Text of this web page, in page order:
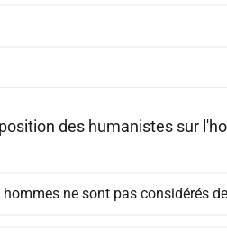
des humanistes sur
hommes ne sont pas considérés